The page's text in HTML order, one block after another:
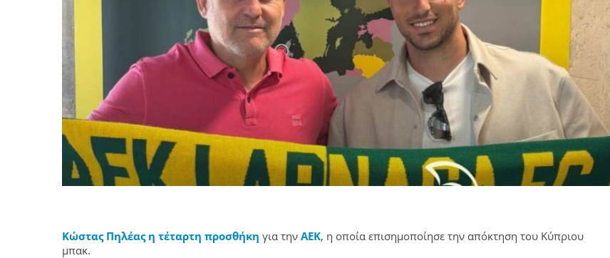
Κώστας Πηλέας η τέταρτη προσθήκη για την ΑΕΚ, η οποία επισημοποίησε την απόκτηση του Κύπριου
μπακ.